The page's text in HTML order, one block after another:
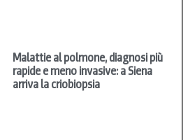
Malattie al polmone, diagnosi più
rapide e meno invasive: a Siena
arriva la criobiopsia